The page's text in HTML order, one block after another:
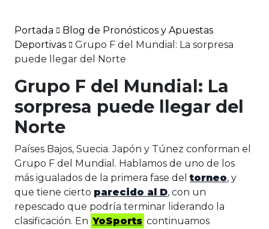
Portada
Blog de Pronósticos y Apuestas
Deportivas
Grupo F del Mundial: La sorpresa
puede llegar del Norte
Grupo F del Mundial: La
sorpresa puede llegar del
Norte
Países Bajos, Suecia. Japón y Túnez conforman el
Grupo F del Mundial. Hablamos de uno de los
más igualados de la primera fase deltorneo, y
que tiene cierto parecido al D, con un
repescado que podría terminar liderando la
clasificación. En YoSports continuamos